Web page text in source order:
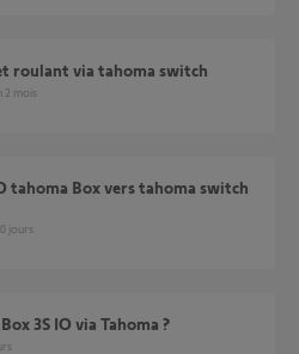
roulant via tahoma switch
2 mois
jours
3S IO via Tahoma ?